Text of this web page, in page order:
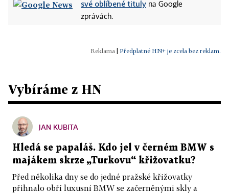
své oblíbené tituly na Google
zprávách.
Předplatné HN+ je zcela bez reklam.
Vybíráme z HN
JAN KUBITA
Hledá se papaláš. Kdo jel v černém BMW s
majákem skrze „Turkovu“ křižovatku?
Před několika dny se do jedné pražské křižovatky
přihnalo obří luxusní BMW se začerněnými skly a